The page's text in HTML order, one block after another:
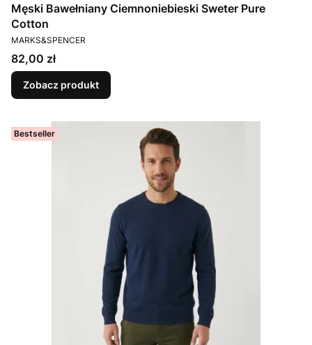
Męski Bawełniany Ciemnoniebieski Sweter Pure
Cotton
PRODUCENT
MARKS&SPENCER
Cena
82,00 zł
Zobacz produkt
Bestseller